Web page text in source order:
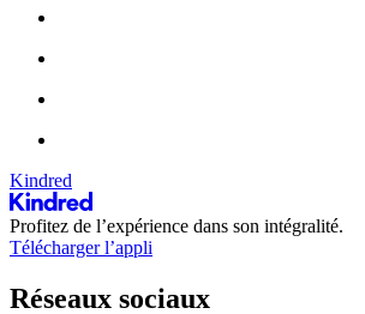
Kindred
Profitez de l’expérience dans son intégralité.
Télécharger l’appli
Réseaux sociaux